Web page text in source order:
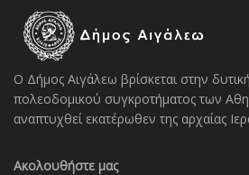
Ο Δήμος Αιγάλεω βρίσκεται στην
πολεοδομικού συγκροτήματος των
αναπτυχθεί εκατέρωθεν της αρχαίας
Ακολουθήστε μας